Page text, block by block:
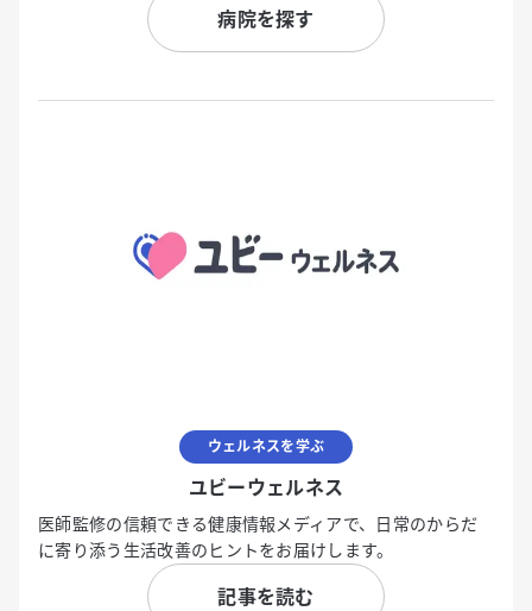
病院を探す
ウェルネスを学ぶ
ユビーウェルネス
医師監修の信頼できる健康情報メディアで、日常のからだ
に寄り添う生活改善のヒントをお届けします。
記事を読む